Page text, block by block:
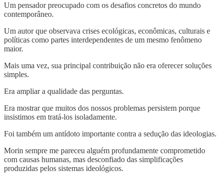
Um pensador preocupado com os desafios concretos do mundo
contemporâneo.
Um autor que observava crises ecológicas, econômicas, culturais e
políticas como partes interdependentes de um mesmo fenômeno
maior.
Mais uma vez, sua principal contribuição não era oferecer soluções
simples.
Era ampliar a qualidade das perguntas.
Era mostrar que muitos dos nossos problemas persistem porque
insistimos em tratá-los isoladamente.
Foi também um antídoto importante contra a sedução das ideologias.
Morin sempre me pareceu alguém profundamente comprometido
com causas humanas, mas desconfiado das simplificações
produzidas pelos sistemas ideológicos.